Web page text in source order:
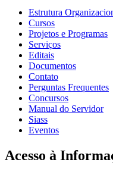
Estrutura
Cursos
Projetos e Programas
Serviços
Editais
Documentos
Contato
Perguntas Frequentes
Concursos
Manual do Servidor
Siass
Eventos
Acesso à